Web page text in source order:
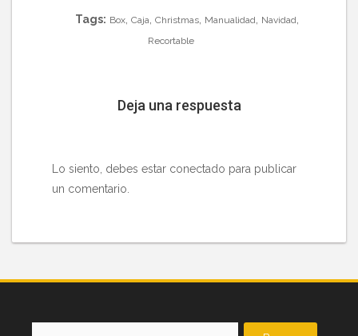
Tags: Box Caja Christmas Manualidad Navidad
Recortable
Deja una respuesta
Lo siento, debes estar conectado para publicar
un comentario.